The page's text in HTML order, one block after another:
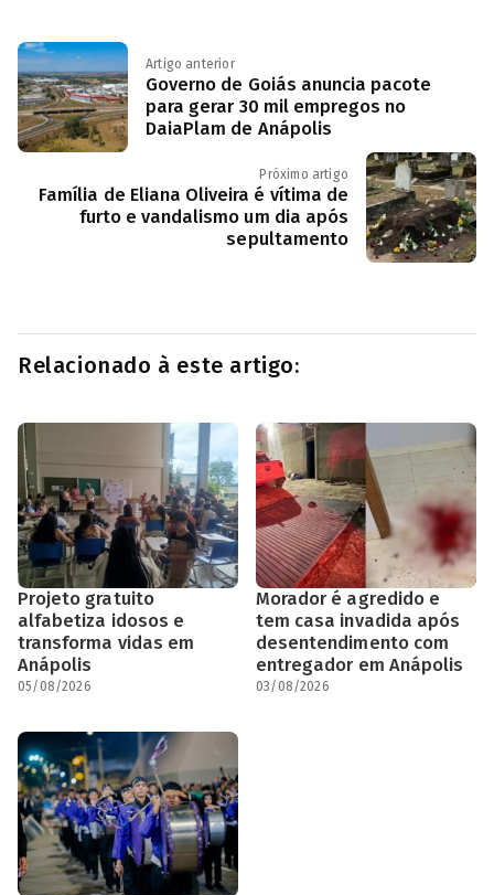
Artigo anterior
Governo de Goiás anuncia pacote
para gerar 30 mil empregos no
DaiaPlam de Anápolis
Próximo artigo
Família de Eliana Oliveira é vítima de
furto e vandalismo um dia após
sepultamento
Relacionado à este artigo:
Projeto gratuito
alfabetiza idosos e
transforma vidas em
Anápolis
05/08/2026
Morador é agredido e
tem casa invadida após
desentendimento com
entregador em Anápolis
03/08/2026